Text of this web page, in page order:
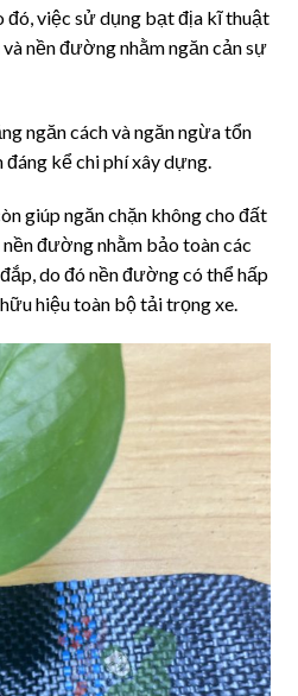
đó, việc sử dụng bạt địa kĩ thuật
nền đường nhằm ngăn cản sự
ngăn cách và ngăn ngừa tổn
kể chi phí xây dựng.
giúp ngăn chặn không cho đất
đường nhằm bảo toàn các
do đó nền đường có thể hấp
hiệu toàn bộ tải trọng xe.